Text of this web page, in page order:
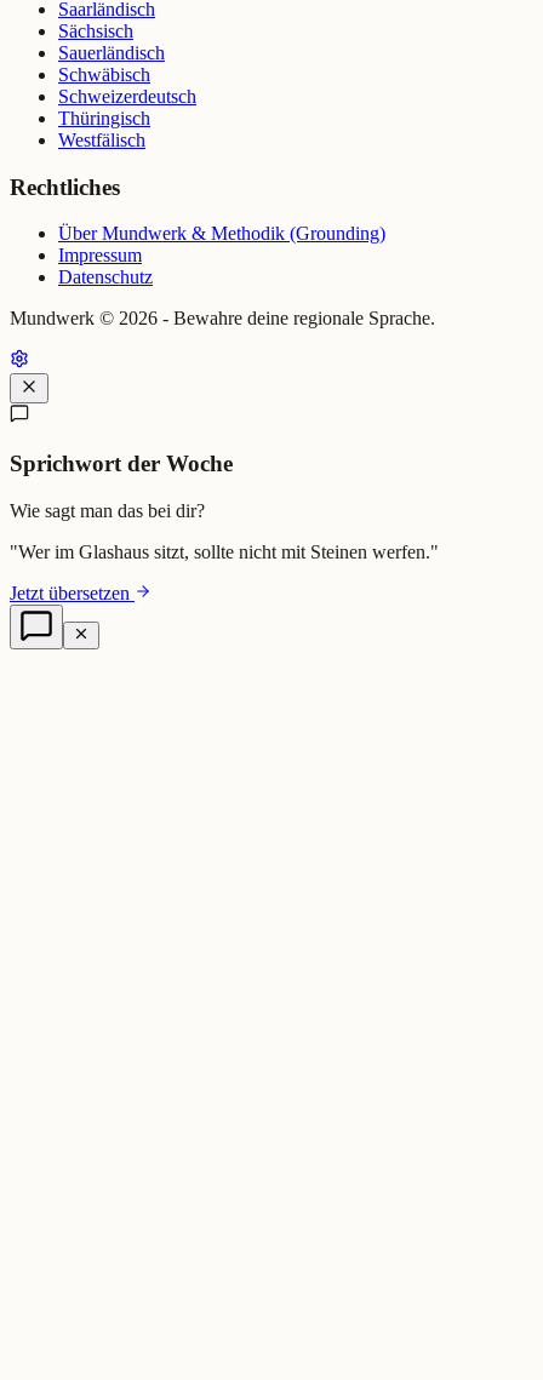
Saarländisch
Sächsisch
Sauerländisch
Schwäbisch
Schweizerdeutsch
Thüringisch
Westfälisch
Rechtliches
Über Mundwerk & Methodik (Grounding)
Impressum
Datenschutz
Mundwerk © 2026 - Bewahre deine regionale Sprache.
Sprichwort der Woche
Wie sagt man das bei dir?
"Wer im Glashaus sitzt, sollte nicht mit Steinen werfen."
Jetzt übersetzen